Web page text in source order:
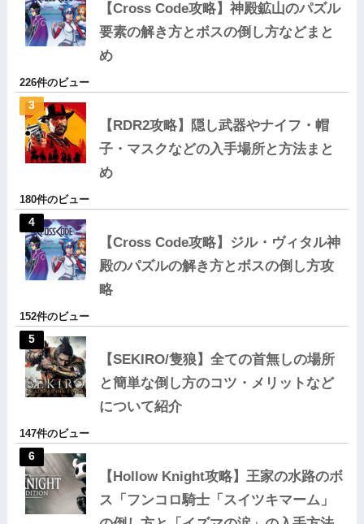
【Cross Code攻略】神殿鉱山のパズル
要素の解き方とボスの倒し方などまと
め
226件のビュー
【RDR2攻略】隠し武器やナイフ・帽
子・マスクなどの入手場所と方法まと
め
180件のビュー
【Cross Code攻略】ジル・ヴィタル神
殿のパズルの解き方とボスの倒し方攻
略
152件のビュー
【SEKIRO/隻狼】全ての首無しの場所
と簡単な倒し方のコツ・メリットなど
について紹介
147件のビュー
【Hollow Knight攻略】王家の水路のボ
ス「フンコロ騎士「スイツキマーム」